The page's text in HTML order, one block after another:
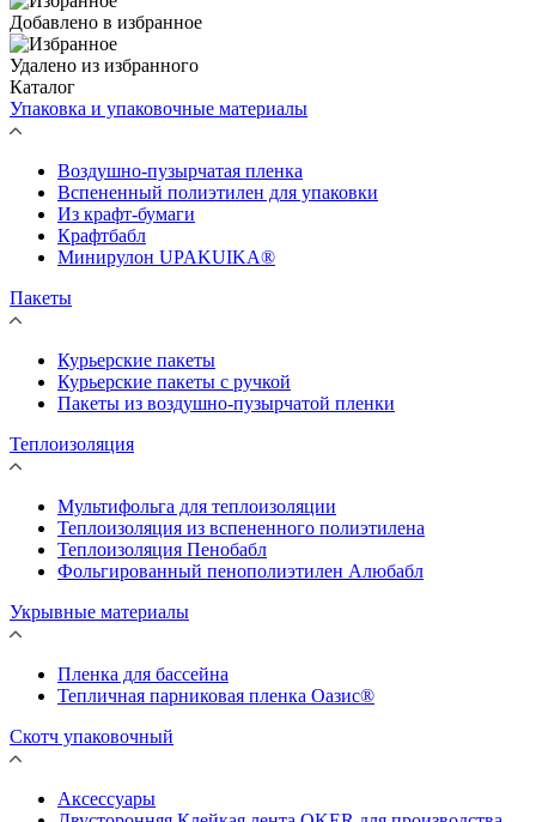
Добавлено в избранное
Удалено из избранного
Каталог
Упаковка и упаковочные материалы
Воздушно-пузырчатая пленка
Вспененный полиэтилен для упаковки
Из крафт-бумаги
Крафтбабл
Минирулон UPAKUIKA®
Пакеты
Курьерские пакеты
Курьерские пакеты с ручкой
Пакеты из воздушно-пузырчатой пленки
Теплоизоляция
Мультифольга для теплоизоляции
Теплоизоляция из вспененного полиэтилена
Теплоизоляция Пенобабл
Фольгированный пенополиэтилен Алюбабл
Укрывные материалы
Пленка для бассейна
Тепличная парниковая пленка Оазис®
Скотч упаковочный
Аксессуары